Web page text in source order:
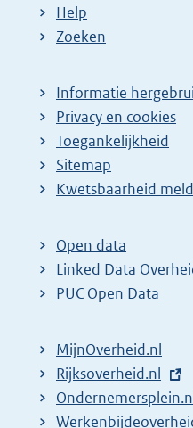
a
n
a
z
o
k
r
e
u
l
t
Help
Zoeken
Informatie
Privacy en cookies
Toegankelijkheid
Sitemap
E
t
e
r
l
i
n
Kwetsbaarheid
Open data
Linked Data
PUC Open Data
MijnOverheid.nl
E
x
t
Rijksoverheid.nl
E
x
E